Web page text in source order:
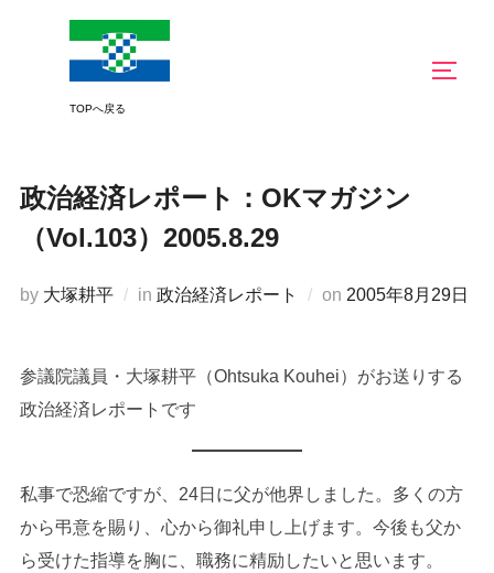
政治経済レポート：OKマガジン
（Vol.103）2005.8.29
by 大塚耕平 in 政治経済レポート on 投
2005年8月29日
参議院議員・大塚耕平（Ohtsuka Kouhei）がお送りする
政治経済レポートです
私事で恐縮ですが、24日に父が他界しました。多くの方
から弔意を賜り、心から御礼申し上げます。今後も父か
ら受けた指導を胸に、職務に精励したいと思います。